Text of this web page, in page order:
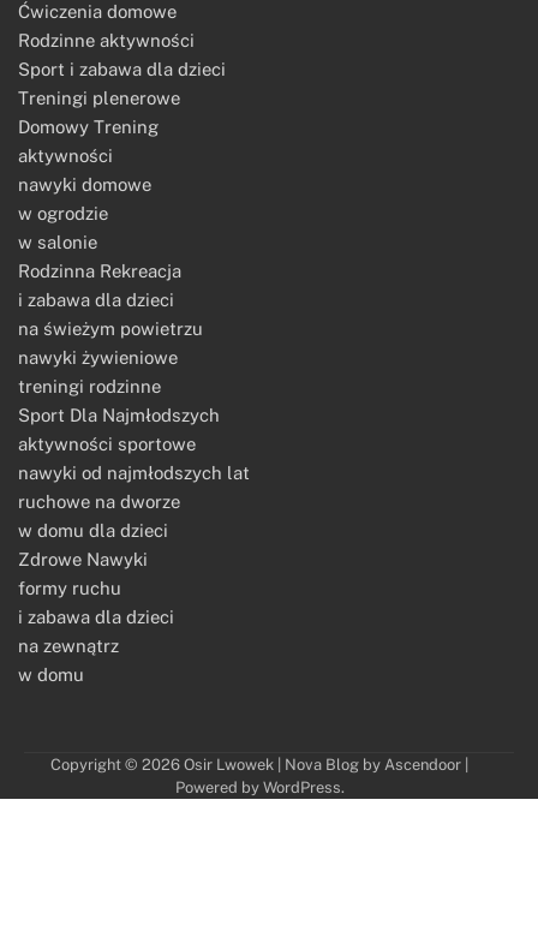
Ćwiczenia domowe
Rodzinne aktywności
Sport i zabawa dla dzieci
Treningi plenerowe
Domowy Trening
aktywności
nawyki domowe
w ogrodzie
w salonie
Rodzinna Rekreacja
i zabawa dla dzieci
na świeżym powietrzu
nawyki żywieniowe
treningi rodzinne
Sport Dla Najmłodszych
aktywności sportowe
nawyki od najmłodszych lat
ruchowe na dworze
w domu dla dzieci
Zdrowe Nawyki
formy ruchu
i zabawa dla dzieci
na zewnątrz
w domu
Copyright © 2026 Osir Lwowek | Nova Blog by Ascendoor
Powered by WordPress.